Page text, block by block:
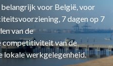
voor België, voor
7 dagen op 7
van de
competitiviteit van de
werkgelegenheid.